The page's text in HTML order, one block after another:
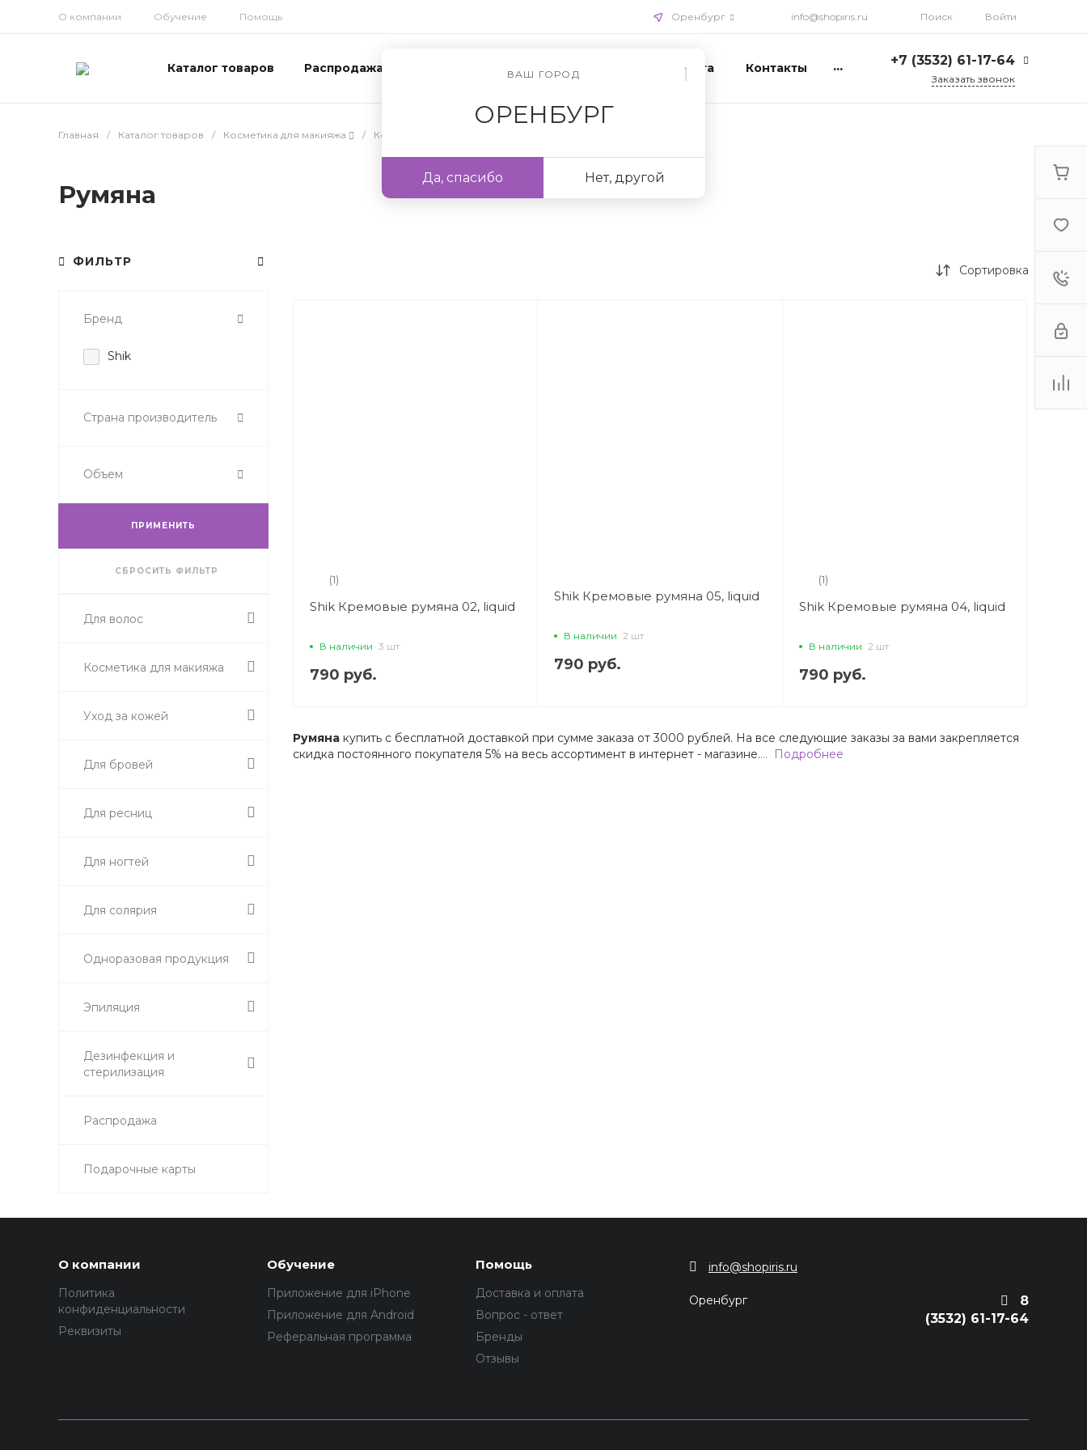
О компании Обучение Помощь Оренбург
ВАШ ГОРОД
ОРЕНБУРГ
Да, спасибо Нет, другой
info@shopiris.ru Поиск Войти
Каталог товаров Распродажа Схемы ухода Доставка и оплата Контакты ... +7 (3532) 61-17-64
Ежедневно 10:00 - 21:00
Заказать звонок
Главная / Каталог товаров / Косметика для макияжа / Косметика для лица
Румяна
ФИЛЬТР
Бренд
Shik
Страна производитель
Объем
ПРИМЕНИТЬ
СБРОСИТЬ ФИЛЬТР
Для волос
Косметика для макияжа
Уход за кожей
Для бровей
Для ресниц
Для ногтей
Для солярия
Одноразовая продукция
Эпиляция
Дезинфекция и
стерилизация
Распродажа
Подарочные карты
Сортировка
(1)
Shik Кремовые румяна 02, liquid
В наличии 3 шт
790 руб.
Shik Кремовые румяна 05, liquid
В наличии 2 шт
790 руб.
(1)
Shik Кремовые румяна 04, liquid
В наличии 2 шт
790 руб.
Румяна купить с бесплатной доставкой при сумме заказа от 3000 рублей. На все следующие заказы за вами закрепляется
скидка постоянного покупателя 5% на весь ассортимент в интернет - магазине.… Подробнее
О компании
Политика
конфиденциальности
Реквизиты
Обучение
Приложение для iPhone
Приложение для Android
Реферальная программа
Помощь
Доставка и оплата
Вопрос - ответ
Бренды
Отзывы
info@shopiris.ru
Оренбург
8
(3532) 61-17-64